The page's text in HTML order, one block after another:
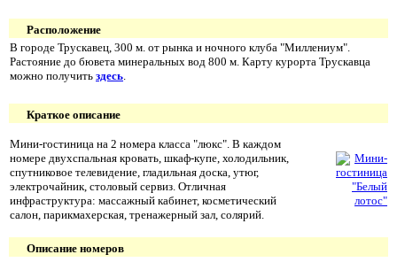
Расположение
В городе Трускавец, 300 м. от рынка и ночного клуба "Миллениум".
Растояние до бювета минеральных вод 800 м. Карту курорта Трускавца
можно получить здесь
Краткое описание
Мини-гостиница на 2 номера класса "люкс". В каждом
номере двухспальная кровать, шкаф-купе, холодильник,
спутниковое телевидение, гладильная доска, утюг,
электрочайник, столовый сервиз. Отличная
инфраструктура: массажный кабинет, косметический
салон, парикмахерская, тренажерный зал, солярий.
Описание номеров